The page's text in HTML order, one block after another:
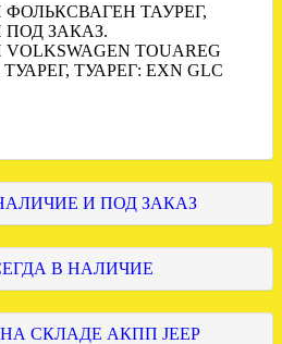
ТАУРЕГ,
ПОД ЗАКАЗ.
TOUAREG
ТУАРЕГ: EXN GLC
И ПОД ЗАКАЗ
В НАЛИЧИЕ
СКЛАДЕ АКПП JEEP